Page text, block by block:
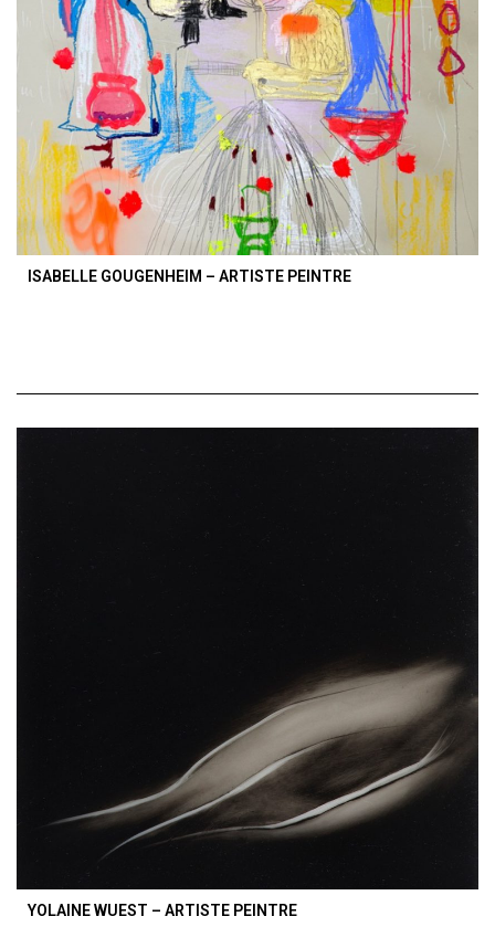
ISABELLE GOUGENHEIM – ARTISTE PEINTRE
YOLAINE WUEST – ARTISTE PEINTRE